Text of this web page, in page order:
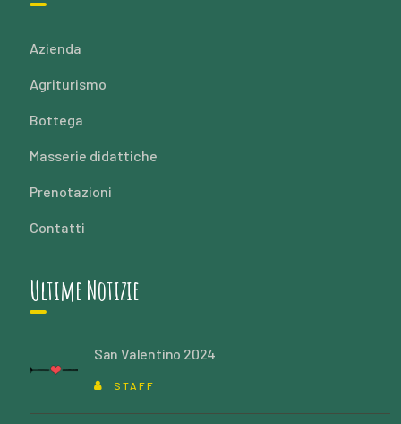
Azienda
Agriturismo
Bottega
Masserie didattiche
Prenotazioni
Contatti
Ultime Notizie
San Valentino 2024
STAFF